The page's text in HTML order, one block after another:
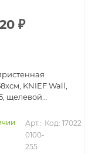
₽
KNIEF Wall,
щелевой
цвет белый
Арт.:
0100-
255
Код: 17022